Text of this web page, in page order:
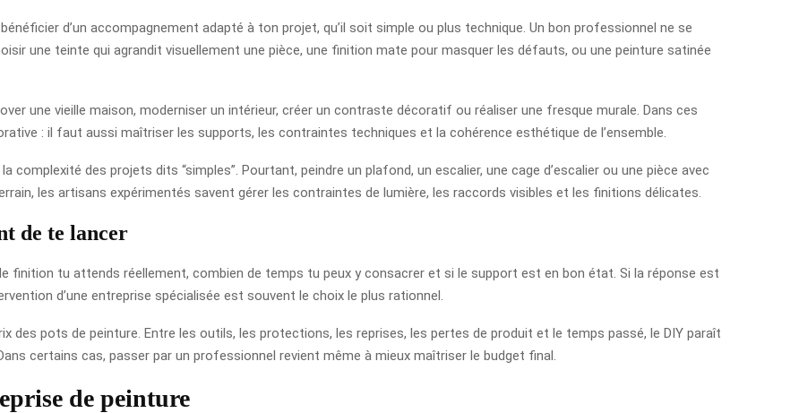
d’un accompagnement adapté à ton projet, qu’il soit simple ou plus technique. Un bon professionnel ne se
une teinte qui agrandit visuellement une pièce, une finition mate pour masquer les défauts, ou une peinture satinée
une vieille maison, moderniser un intérieur, créer un contraste décoratif ou réaliser une fresque murale. Dans ces
: il faut aussi maîtriser les supports, les contraintes techniques et la cohérence esthétique de l’ensemble.
des projets dits “simples”. Pourtant, peindre un plafond, un escalier, une cage d’escalier ou une pièce avec
les artisans expérimentés savent gérer les contraintes de lumière, les raccords visibles et les finitions délicates.
de te lancer
finition tu attends réellement, combien de temps tu peux y consacrer et si le support est en bon état. Si la réponse est
d’une entreprise spécialisée est souvent le choix le plus rationnel.
des pots de peinture. Entre les outils, les protections, les reprises, les pertes de produit et le temps passé, le DIY paraît
certains cas, passer par un professionnel revient même à mieux maîtriser le budget final.
de peinture